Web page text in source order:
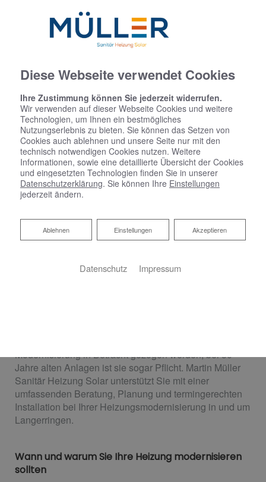
Heizungsmodernisierung
Modernisierung in Betracht gezogen werden, bei 30
Jahre alten Anlagen ist sie sogar Pflicht. Martin Müller
Sanitär Heizung Solar unterstützt Sie mit einer
umfassenden Beratung, Planung und termingerechten
Installation bei Ihrer Heizungsmodernisierung in und um
Langerringen.
Wann und warum Sie Ihre Heizung modernisieren
sollten
Diese Webseite verwendet Cookies
Ihre Zustimmung können Sie jederzeit widerrufen.
Wir verwenden auf dieser Webseite Cookies und weitere
Technologien, um Ihnen ein bestmögliches
Nutzungserlebnis zu bieten. Sie können das Setzen von
Cookies auch ablehnen und unsere Seite nur mit den
technisch notwendigen Cookies nutzen. Weitere
Informationen, sowie eine detaillierte Übersicht der Cookies
und eingesetzten Technologien finden Sie in unserer
Datenschutzerklärung. Sie können Ihre Einstellungen
jederzeit ändern.
Akzeptieren
Einstellungen
Ablehnen
Ablehnen
Datenschutz Impressum